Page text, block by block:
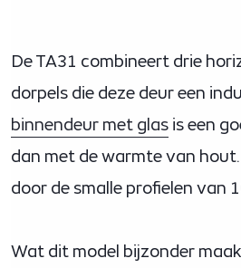
De TA31 combineert drie
dorpels die deze deur een
binnendeur met glas is een
dan met de warmte van
door de smalle profielen van
Wat dit model bijzonder